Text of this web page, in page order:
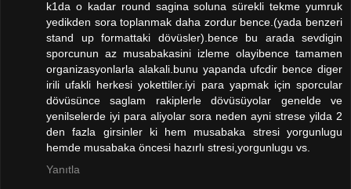
k1da o kadar round sagina soluna sürekli tekme yumruk
yedikden sora toplanmak daha zordur bence.(yada benzeri
stand up formattaki dövüsler).bence bu arada sevdigin
sporcunun az musabakasini izleme olayibence tamamen
organizasyonlarla alakali.bunu yapanda ufcdir bence diger
irili ufakli herkesi yokettiler.iyi para yapmak için sporcular
dövüsünce saglam rakiplerle dövüsüyolar genelde ve
yenilselerde iyi para aliyolar sora neden ayni strese yilda 2
den fazla girsinler ki hem musabaka stresi yorgunlugu
hemde musabaka öncesi hazırlı stresi,yorgunlugu vs.
Yanıtla